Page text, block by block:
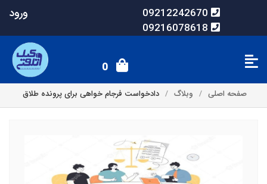
09212242670
09216078618
ورود
0
صفحه اصلی وبلاگ دادخواست فرجام خواهی برای پرونده طلاق